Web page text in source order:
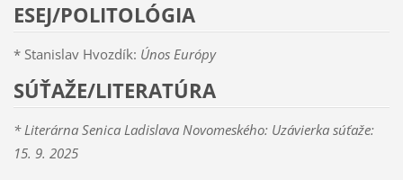
ESEJ/POLITOLÓGIA
* Stanislav Hvozdík: Únos Európy
SÚŤAŽE/LITERATÚRA
* Literárna Senica Ladislava Novomeského: Uzávierka súťaže:
15. 9. 2025